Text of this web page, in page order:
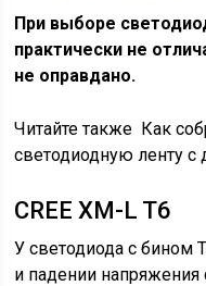
При выборе
практически не
не оправдано.
Читайте также Как
светодиодную ленту
CREE XM-L T6
У светодиода с бином
и падении напряжения